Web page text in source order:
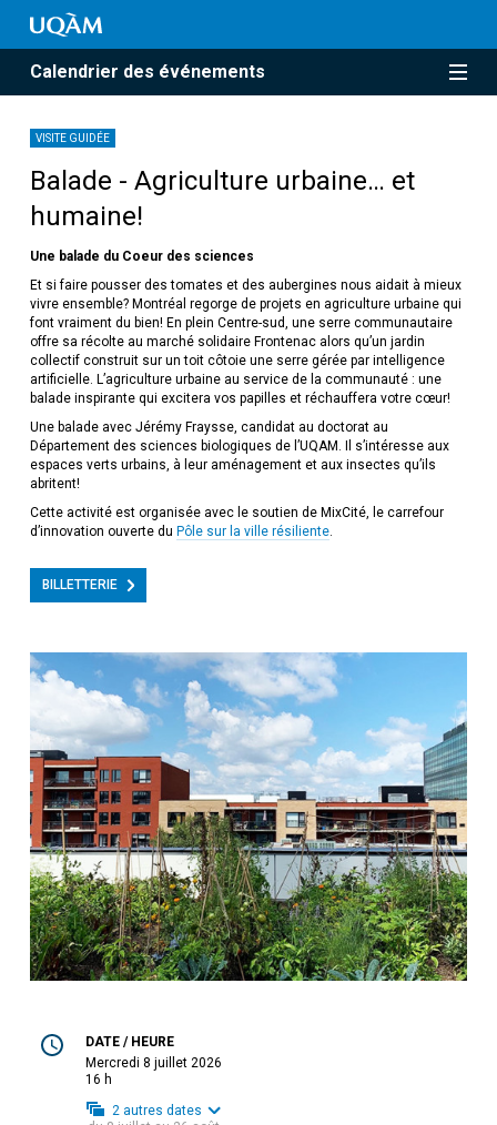
Calendrier des événements
VISITE GUIDÉE
Balade - Agriculture urbaine… et
humaine!
Une balade du Coeur des sciences
Et si faire pousser des tomates et des aubergines nous aidait à mieux
vivre ensemble? Montréal regorge de projets en agriculture urbaine qui
font vraiment du bien! En plein Centre-sud, une serre communautaire
offre sa récolte au marché solidaire Frontenac alors qu’un jardin
collectif construit sur un toit côtoie une serre gérée par intelligence
artificielle. L’agriculture urbaine au service de la communauté : une
balade inspirante qui excitera vos papilles et réchauffera votre cœur!
Une balade avec Jérémy Fraysse, candidat au doctorat au
Département des sciences biologiques de l’UQAM. Il s’intéresse aux
espaces verts urbains, à leur aménagement et aux insectes qu’ils
abritent!
Cette activité est organisée avec le soutien de MixCité, le carrefour
d’innovation ouverte du Pôle sur la ville résiliente.
BILLETTERIE
DATE / HEURE
mercredi 8 juillet 2026
16 h
2 autres dates